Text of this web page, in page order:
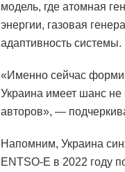
модель, где атомная
энергии, газовая
адаптивность системы.
«Именно сейчас
Украина имеет шанс не
авторов», —
Напомним, Украина
ENTSO-E в 2022 году